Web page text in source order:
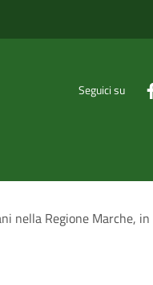
Seguici su
nella Regione Marche,